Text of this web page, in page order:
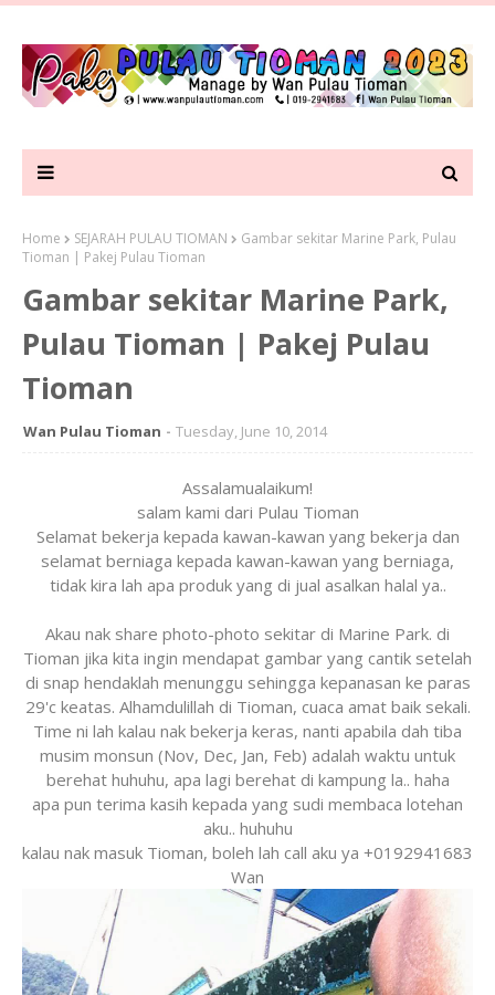
Home SEJARAH PULAU TIOMAN
Gambar sekitar Marine Park, Pulau
Tioman | Pakej Pulau Tioman
Gambar sekitar Marine Park,
Pulau Tioman | Pakej Pulau
Tioman
Wan Pulau Tioman Tuesday, June 10, 2014
Assalamualaikum!
salam kami dari Pulau Tioman
Selamat bekerja kepada kawan-kawan yang bekerja dan
selamat berniaga kepada kawan-kawan yang berniaga,
tidak kira lah apa produk yang di jual asalkan halal ya..
Akau nak share photo-photo sekitar di Marine Park. di
Tioman jika kita ingin mendapat gambar yang cantik setelah
di snap hendaklah menunggu sehingga kepanasan ke paras
29'c keatas. Alhamdulillah di Tioman, cuaca amat baik sekali.
Time ni lah kalau nak bekerja keras, nanti apabila dah tiba
musim monsun (Nov, Dec, Jan, Feb) adalah waktu untuk
berehat huhuhu, apa lagi berehat di kampung la.. haha
apa pun terima kasih kepada yang sudi membaca lotehan
aku.. huhuhu
kalau nak masuk Tioman, boleh lah call aku ya +0192941683
Wan